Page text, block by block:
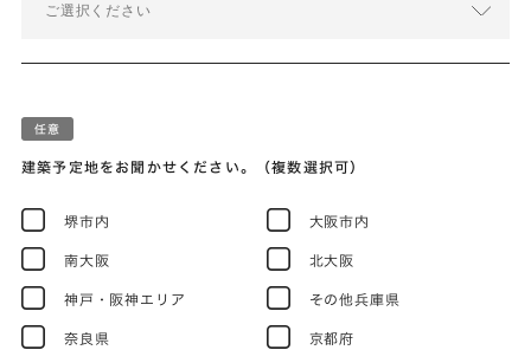
ご選択ください
建築予定地をお聞かせください。（複数選択可）
堺市内 大阪市内
南大阪 北大阪
神戸・阪神エリア その他兵庫県
奈良県 京都府